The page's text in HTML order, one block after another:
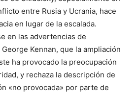
entre Rusia y Ucrania, hace
en lugar de la escalada.
en las advertencias de
Kennan, que la ampliación
ha provocado la preocupación
y rechaza la descripción de
«no provocada» por parte de